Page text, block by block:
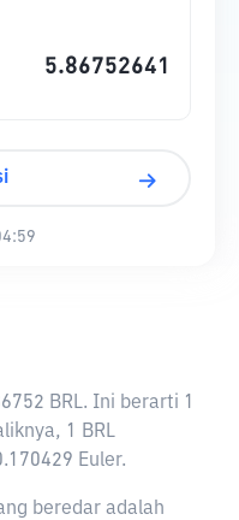
BRL. Ini berarti 1
1 BRL
Euler.
beredar adalah